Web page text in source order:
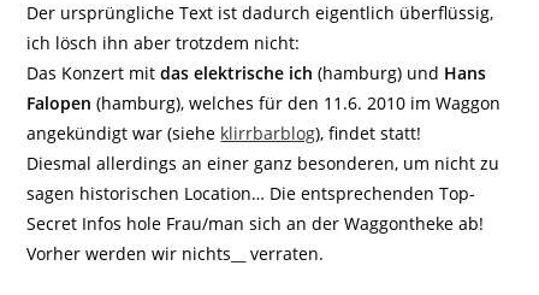
Der ursprüngliche Text ist dadurch eigentlich überflüssig,
ich lösch ihn aber trotzdem nicht:
Das Konzert mitdas elektrische ich(hamburg) und Hans
Falopen (hamburg), welches für den 11.6. 2010 im Waggon
angekündigt war (siehe klirrbarblog), findet statt!
Diesmal allerdings an einer ganz besonderen, um nicht zu
sagen historischen Location… Die entsprechenden Top-
Secret Infos hole Frau/man sich an der Waggontheke ab!
Vorher werden wir nichts
verraten.